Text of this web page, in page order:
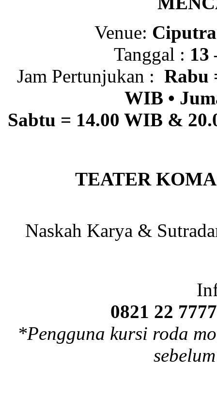
Venue:
Tanggal : 13
Jam Pertunjukan : Rabu
WIB •
Sabtu = 14.00 WIB &
TEATER KOMA
Naskah Karya &
0821 22
*Pengguna kursi roda